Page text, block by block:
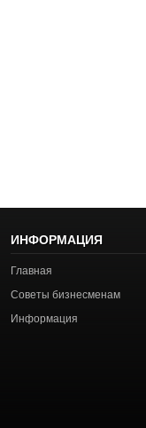
ИНФОРМАЦИЯ
Главная
Советы бизнесменам
Информация